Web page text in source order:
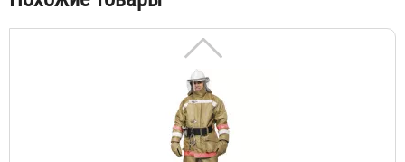
БОП I уровня защиты (Пировитекс) тип "Б" (ряд.состав)